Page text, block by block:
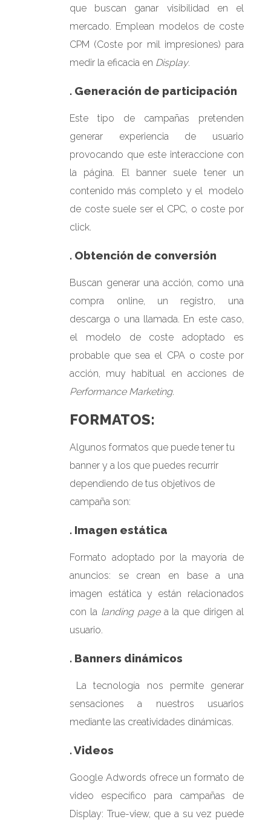
que buscan ganar visibilidad en el
mercado. Emplean modelos de coste
CPM (Coste por mil impresiones) para
medir la eficacia en Display.
. Generación de participación
Este tipo de campañas pretenden
generar experiencia de usuario
provocando que este interaccione con
la página. El banner suele tener un
contenido más completo y el modelo
de coste suele ser el CPC, o coste por
click.
. Obtención de conversión
Buscan generar una acción, como una
compra online, un registro, una
descarga o una llamada. En este caso,
el modelo de coste adoptado es
probable que sea el CPA o coste por
acción, muy habitual en acciones de
Performance Marketing.
FORMATOS:
Algunos formatos que puede tener tu
banner y a los que puedes recurrir
dependiendo de tus objetivos de
campaña son:
. Imagen estática
Formato adoptado por la mayoría de
anuncios: se crean en base a una
imagen estática y están relacionados
con la landing pagea la que dirigen al
usuario.
. Banners dinámicos
La tecnología nos permite generar
sensaciones a nuestros usuarios
mediante las creatividades dinámicas.
. Videos
Google Adwords ofrece un formato de
video específico para campañas de
Display: True-view, que a su vez puede